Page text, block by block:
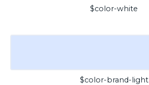
$color-white
$color-brand-light